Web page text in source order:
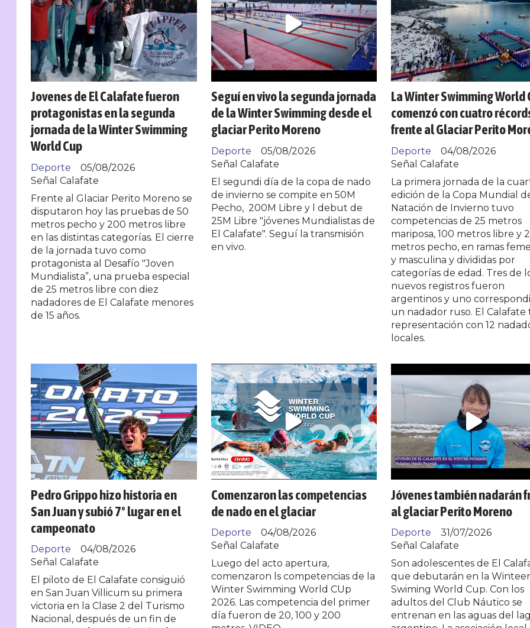
Jovenes de El Calafate fueron
protagonistas en la segunda
jornada de la Winter Swimming
World Cup
Señal Calafate
Deporte 05/08/2026
Frente al Glaciar Perito Moreno se
disputaron hoy las pruebas de 50
metros pecho y 200 metros libre
en las distintas categorías. El cierre
de la jornada tuvo como
protagonista al Desafío "Joven
Mundialista”, una prueba especial
de 25 metros libre con diez
nadadores de El Calafate menores
de 15 años.
Seguí en vivo la segunda jornada
de la Winter Swimming desde el
glaciar Perito Moreno
Señal Calafate
Deporte 05/08/2026
El segundi día de la copa de nado
de invierno se compite en 50M
Pecho, 200M Libre y l debut de
25M Libre "jóvenes Mundialistas de
El Calafate". Seguí la transmisión
en vivo.
La Winter Swimming World
comenzó con cuatro
frente al Glaciar Perito
Señal Calafate
Deporte 04/08/2026
La primera jornada de la
edición de la Copa Mundial
Natación de Invierno tuvo
competencias de 25 metros
mariposa, 100 metros libre y
metros pecho, en ramas
y masculina y divididas por
categorías de edad. Tres de
nuevos registros fueron
argentinos y uno
un nadador ruso. El Calafate
representación con 12
locales.
Pedro Grippo hizo historia en
San Juan y subió 7º lugar en el
campeonato
Señal Calafate
Deporte 04/08/2026
El piloto de El Calafate consiguió
en San Juan Villicum su primera
victoria en la Clase 2 del Turismo
Nacional, después de un fin de
Comenzaron las competencias
de nado en el glaciar
Señal Calafate
Deporte 04/08/2026
Luego del acto apertura,
comenzaron ls competencias de la
Winter Swimming World CUp
2026. Las competencia del primer
día fueron de 20, 100 y 200
Jóvenes también nadarán
al glaciar Perito Moreno
Señal Calafate
Deporte 31/07/2026
Son adolescentes de El
que debutarán en la
Swiming World Cup. Con los
adultos del Club Náutico se
entrenan en las aguas del